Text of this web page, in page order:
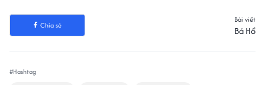
Chia sẻ
Bài viết
Bá Hổ
#Hashtag